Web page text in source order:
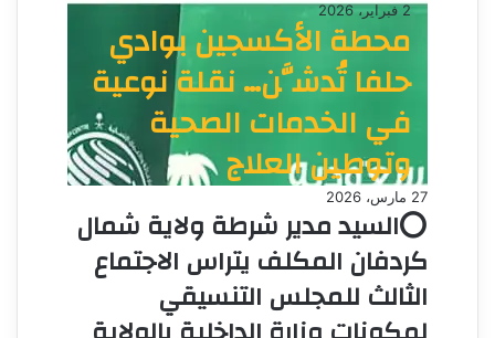
2 فبراير، 2026
محطة الأكسجين بوادي
حلفا تُدشَّن… نقلة نوعية
في الخدمات الصحية
وتوطين العلاج
27 مارس، 2026
⭕السيد مدير شرطة ولاية شمال
كردفان المكلف يتراس الاجتماع
الثالث للمجلس التنسيقي